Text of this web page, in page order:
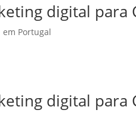
digital
Portugal
digital para